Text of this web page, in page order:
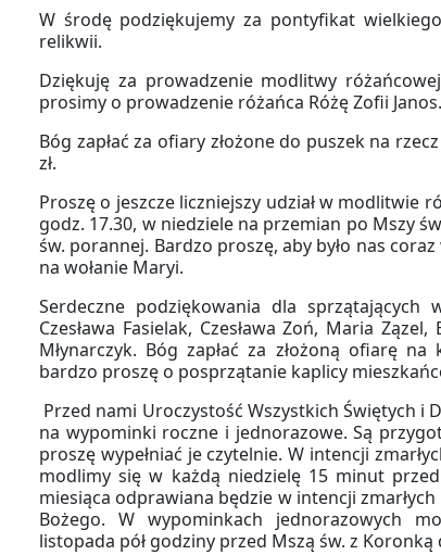
W środę podziękujemy za pontyfikat
relikwii.
Dziękuję za prowadzenie modlitwy
prosimy o prowadzenie różańca Różę Zofii Janos.
Bóg zapłać za ofiary złożone do puszek na
zł.
Proszę o jeszcze liczniejszy udział w modlitwie
godz. 17.30, w niedziele na przemian po Mszy
św. porannej. Bardzo proszę, aby było nas
na wołanie Maryi.
Serdeczne podziękowania dla
Czesława Fasielak, Czesława Zoń, Maria
Młynarczyk. Bóg zapłać za złożoną ofiarę
bardzo proszę o posprzątanie kaplicy
Przed nami Uroczystość Wszystkich Świętych i
na wypominki roczne i jednorazowe. Są
proszę wypełniać je czytelnie. W intencji
modlimy się w każdą niedzielę 15 minut
miesiąca odprawiana będzie w intencji
Bożego. W wypominkach jednorazowych
listopada pół godziny przed Mszą św. z